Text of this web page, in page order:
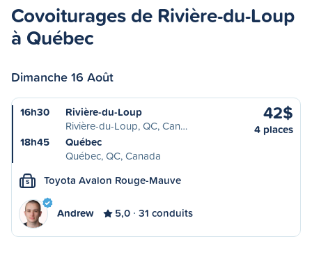
Covoiturages de Rivière-du-Loup
à Québec
Dimanche 16 Août
16h30
Rivière-du-Loup
Rivière-du-Loup, QC, Can…
18h45
Québec
Québec, QC, Canada
42$
4 places
S Toyota Avalon Rouge-Mauve
Andrew 5,0 31 conduits